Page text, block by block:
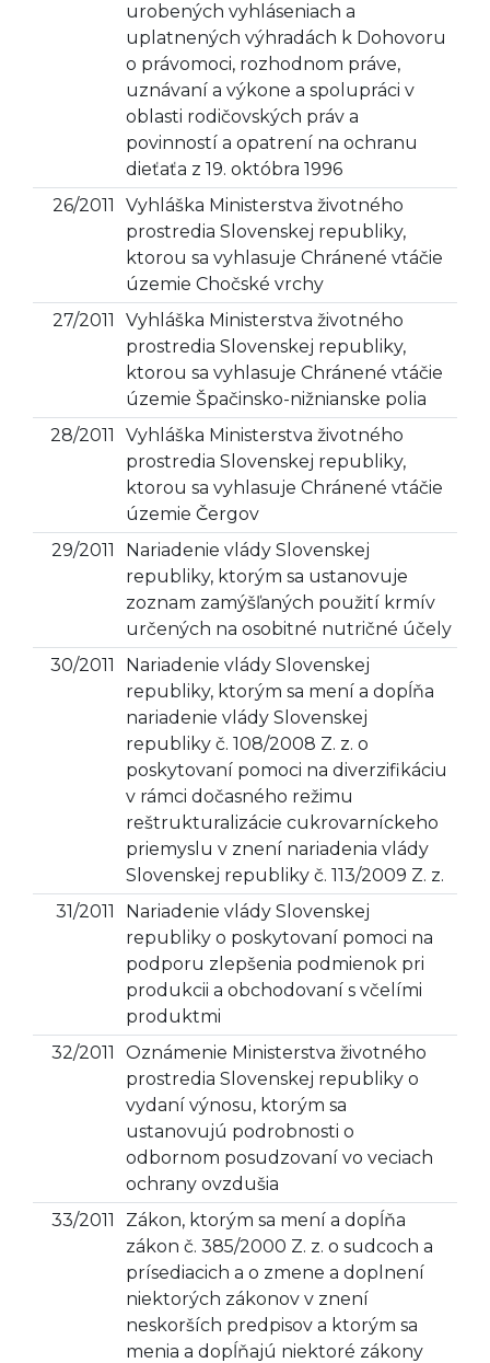
urobených vyhláseniach a
uplatnených výhradách k Dohovoru
o právomoci, rozhodnom práve,
uznávaní a výkone a spolupráci v
oblasti rodičovských práv a
povinností a opatrení na ochranu
dieťaťa z 19. októbra 1996
26/2011
Vyhláška Ministerstva životného
prostredia Slovenskej republiky,
ktorou sa vyhlasuje Chránené vtáčie
územie Chočské vrchy
27/2011
Vyhláška Ministerstva životného
prostredia Slovenskej republiky,
ktorou sa vyhlasuje Chránené vtáčie
územie Špačinsko-nižnianske polia
28/2011
Vyhláška Ministerstva životného
prostredia Slovenskej republiky,
ktorou sa vyhlasuje Chránené vtáčie
územie Čergov
29/2011
Nariadenie vlády Slovenskej
republiky, ktorým sa ustanovuje
zoznam zamýšľaných použití krmív
určených na osobitné nutričné účely
30/2011
Nariadenie vlády Slovenskej
republiky, ktorým sa mení a dopĺňa
nariadenie vlády Slovenskej
republiky č. 108/2008 Z. z. o
poskytovaní pomoci na diverzifikáciu
v rámci dočasného režimu
reštrukturalizácie cukrovarníckeho
priemyslu v znení nariadenia vlády
Slovenskej republiky č. 113/2009 Z. z.
31/2011
Nariadenie vlády Slovenskej
republiky o poskytovaní pomoci na
podporu zlepšenia podmienok pri
produkcii a obchodovaní s včelími
produktmi
32/2011
Oznámenie Ministerstva životného
prostredia Slovenskej republiky o
vydaní výnosu, ktorým sa
ustanovujú podrobnosti o
odbornom posudzovaní vo veciach
ochrany ovzdušia
33/2011
Zákon, ktorým sa mení a dopĺňa
zákon č. 385/2000 Z. z. o sudcoch a
prísediacich a o zmene a doplnení
niektorých zákonov v znení
neskorších predpisov a ktorým sa
menia a dopĺňajú niektoré zákony